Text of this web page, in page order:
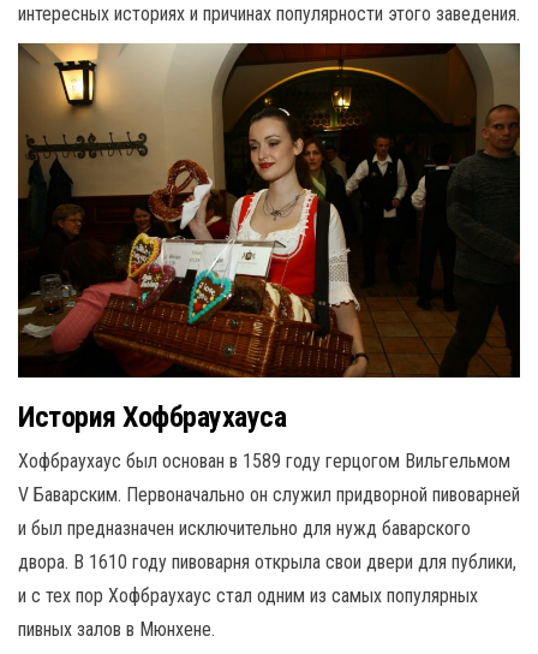
интересных историях и причинах популярности этого заведения.
История Хофбраухауса
Хофбраухаус был основан в 1589 году герцогом Вильгельмом
V Баварским. Первоначально он служил придворной пивоварней
и был предназначен исключительно для нужд баварского
двора. В 1610 году пивоварня открыла свои двери для публики,
и с тех пор Хофбраухаус стал одним из самых популярных
пивных залов в Мюнхене.